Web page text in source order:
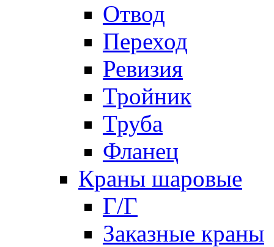
Отвод
Переход
Ревизия
Тройник
Труба
Фланец
Краны шаровые
Г/Г
Заказные краны